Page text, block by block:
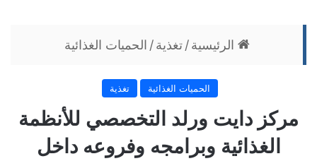
الرئيسية / تغذية / الحميات الغذائية
الحميات الغذائية تغذية
مركز دايت ورلد التخصصي للأنظمة
الغذائية وبرامجه وفروعه داخل